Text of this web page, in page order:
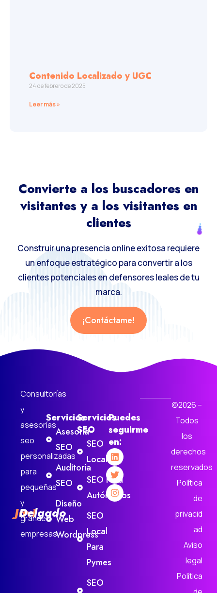
Contenido Localizado y UGC
24 de febrero de 2025
Leer más »
Convierte a los buscadores en
visitantes y a los visitantes en
clientes
Construir una presencia online exitosa requiere
un enfoque estratégico para convertir a los
clientes potenciales en defensores leales de tu
marca.
¡Contáctame!
Javi
Delgado
Consultorías
y
asesorías
seo
personalizadas
para
pequeñas
y
grandes
empresas.
Servicios
Asesoría
SEO
Auditoría
SEO
Diseño
Web
Wordpress
Servicios
SEO
SEO
Local
SEO Para
Autónomos
SEO
Local
Para
Pymes
SEO
Puedes
seguirme
en:
©2026 –
Todos
los
derechos
reservados
Política
de
privacid
ad
Aviso
legal
Política